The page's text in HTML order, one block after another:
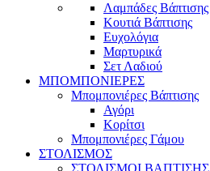
Λαμπάδες Βάπτισης
Κουτιά Βάπτισης
Ευχολόγια
Μαρτυρικά
Σετ Λαδιού
ΜΠΟΜΠΟΝΙΕΡΕΣ
Μπομπονιέρες Βάπτισης
Αγόρι
Κορίτσι
Μπομπονιέρες Γάμου
ΣΤΟΛΙΣΜΟΣ
ΣΤΟΛΙΣΜΟΙ ΒΑΠΤΙΣΗΣ